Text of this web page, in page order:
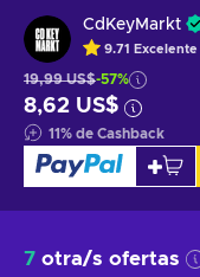
CdKeyMarkt
9.71 Excelente
19,99 US$-57%
8,62 US$
11% de Cashback
7 otra/s ofertas